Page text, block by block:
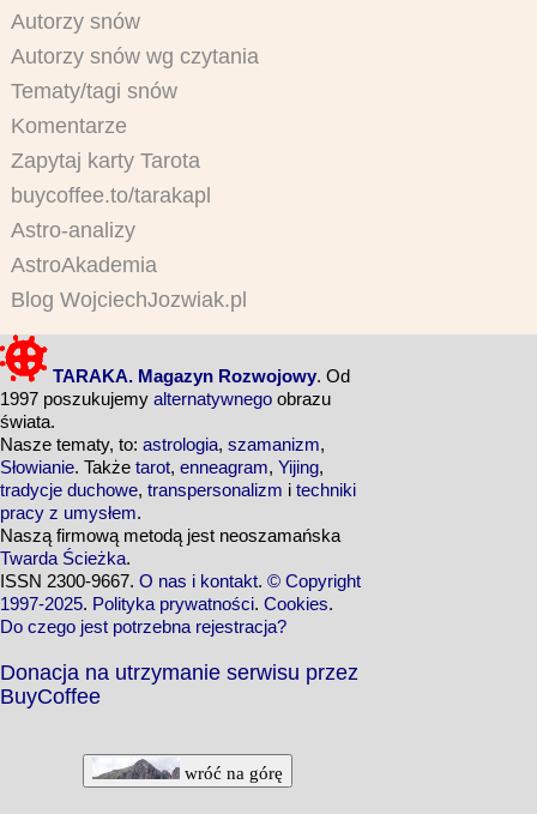
Autorzy snów
Autorzy snów wg czytania
Tematy/tagi snów
Komentarze
Zapytaj karty Tarota
buycoffee.to/tarakapl
Astro-analizy
AstroAkademia
Blog WojciechJozwiak.pl
TARAKA. Magazyn Rozwojowy. Od
1997 poszukujemy alternatywnego obrazu
świata.
Nasze tematy, to: astrologia, szamanizm,
Słowianie. Także tarot, enneagram, Yijing,
tradycje duchowe, transpersonalizm i techniki
pracy z umysłem.
Naszą firmową metodą jest neoszamańska
Twarda Ścieżka.
ISSN 2300-9667. O nas i kontakt. © Copyright
1997-2025. Polityka prywatności. Cookies.
Do czego jest potrzebna rejestracja?
Donacja na utrzymanie serwisu przez
BuyCoffee
wróć na górę